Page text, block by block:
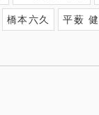
橋本六久 平薮 健